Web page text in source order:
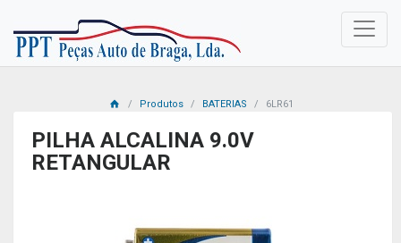
Produtos BATERIAS 6LR61
PILHA ALCALINA 9.0V
RETANGULAR